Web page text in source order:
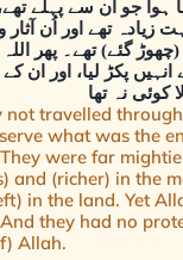
ہوا جو ان سے پہلے
تھے اور اُن آثار
گئے) تھے۔ پھر
پکڑ لیا، اور ان کے
کوئی نہ تھا
not travelled
what was the
were far
and (richer) in the
in the land. Yet
they had no
Allah.